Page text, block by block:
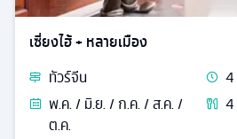
เซี่ยงไฮ้ + หลายเมือง
ทัวร์จีน 4
พ.ค. / มิ.ย. / ก.ค. / ส.ค. /
ต.ค.
4